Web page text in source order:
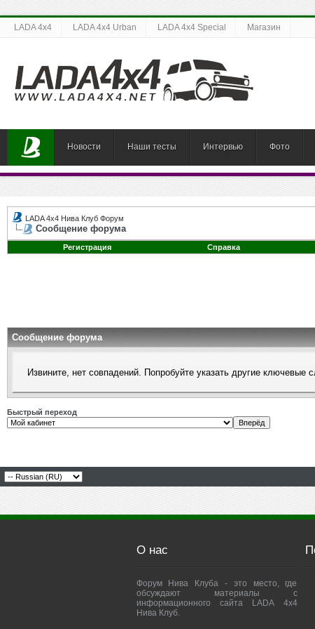
LADA 4x4 LADA 4x4 Urban LADA 4x4 Special Магазин
Новости Наши тесты Интервью Фото
LADA 4x4 Нива Клуб Форум
Сообщение форума
Регистрация
Справка
Сообщение форума
Извините, нет совпадений. Попробуйте указать другие ключевые
Быстрый переход
О нас
Форум Нива Клуба - это место, где
обсуждают материалы с
информационного сайта LADA 4x4
Нива Клуб.